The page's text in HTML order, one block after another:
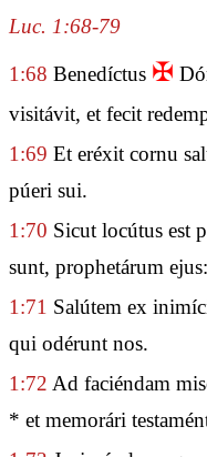
Luc. 1:68-79
1:68 Benedíctus ✠
visitávit, et fecit
1:69 Et eréxit cornu
púeri sui.
1:70 Sicut locútus est
sunt, prophetárum ejus:
1:71 Salútem ex
qui odérunt nos.
1:72 Ad faciéndam
* et memorári